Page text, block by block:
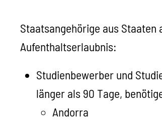
Staatsangehörige aus Staaten
Aufenthaltserlaubnis:
Studienbewerber und
länger als 90 Tage,
Andorra